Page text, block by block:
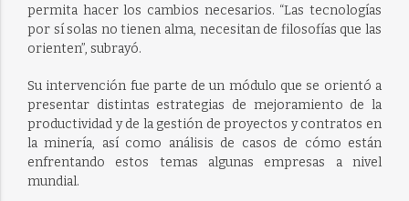
permita hacer los cambios necesarios. “Las tecnologías
por sí solas no tienen alma, necesitan de filosofías que las
orienten”, subrayó.
Su intervención fue parte de un módulo que se orientó a
presentar distintas estrategias de mejoramiento de la
productividad y de la gestión de proyectos y contratos en
la minería, así como análisis de casos de cómo están
enfrentando estos temas algunas empresas a nivel
mundial.